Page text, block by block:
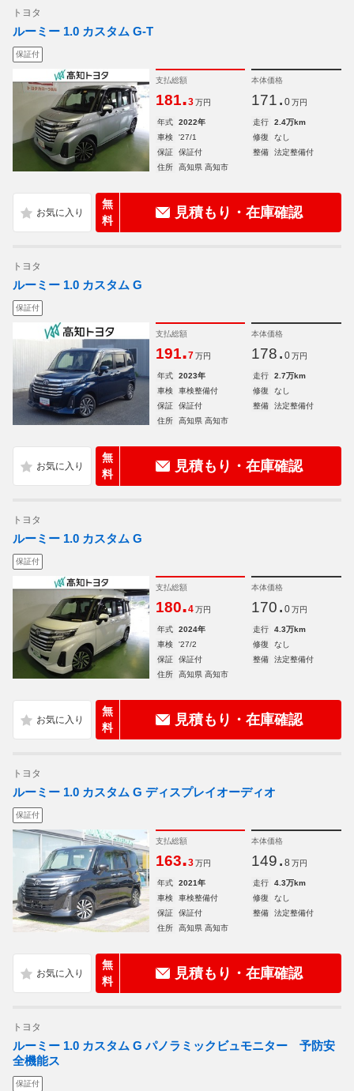
トヨタ
ルーミー 1.0 カスタム G-T
保証付
支払総額
181.3 万円
本体価格
171. 0 万円
年式 2022年 走行
2.4万km
車検
'27/1 修復
なし
保証
保証付 整備
法定整備付
住所
高知県 高知市
無
料
見積もり・在庫確認
トヨタ
ルーミー 1.0 カスタム G
保証付
支払総額
191.7 万円
本体価格
178. 0 万円
年式 2023年 走行
2.7万km
車検
車検整備付 修復
なし
保証
保証付 整備
法定整備付
住所
高知県 高知市
無
料
見積もり・在庫確認
トヨタ
ルーミー 1.0 カスタム G
保証付
支払総額
180.4 万円
本体価格
170. 0 万円
年式 2024年 走行
4.3万km
車検
'27/2 修復
なし
保証
保証付 整備
法定整備付
住所
高知県 高知市
無
料
見積もり・在庫確認
トヨタ
ルーミー 1.0 カスタム G ディスプレイオーディオ
保証付
支払総額
163.3 万円
本体価格
149. 8 万円
年式 2021年 走行
4.3万km
車検
車検整備付 修復
なし
保証
保証付 整備
法定整備付
住所
高知県 高知市
無
料
見積もり・在庫確認
トヨタ
ルーミー 1.0 カスタム G パノラミックビュモニター 予防安
全機能ス
保証付